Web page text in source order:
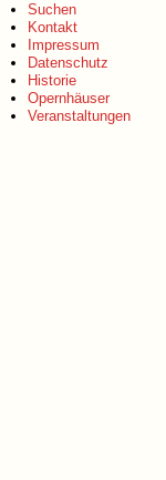
Suchen
Kontakt
Impressum
Datenschutz
Historie
Opernhäuser
Veranstaltungen